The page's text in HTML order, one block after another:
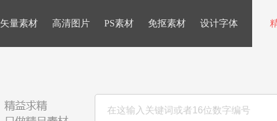
矢量素材 高清图片 PS素材 免抠素材 设计字体